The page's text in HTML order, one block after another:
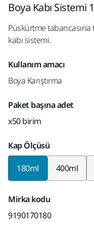
Boya Kabı Sistemi
Püskürtme tabancasına
kabı sistemi.
Kullanım amacı
Boya Karıştırma
Paket başına adet
x50 birim
Kap Ölçüsü
180ml 400ml
Mirka kodu
9190170180